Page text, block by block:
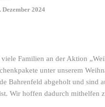
Dezember 2024
Familien an der Aktion
unter unserem
Bahrenfeld abgeholt und sind
Wir hoffen dadurch mithelfen